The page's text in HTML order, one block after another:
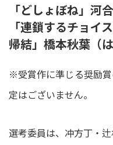
「どしょぼね」河
「連鎖するチョイ
帰結」橋本秋葉（
※受賞作に準じる奨励
定はございません。
選考委員は、冲⽅丁・